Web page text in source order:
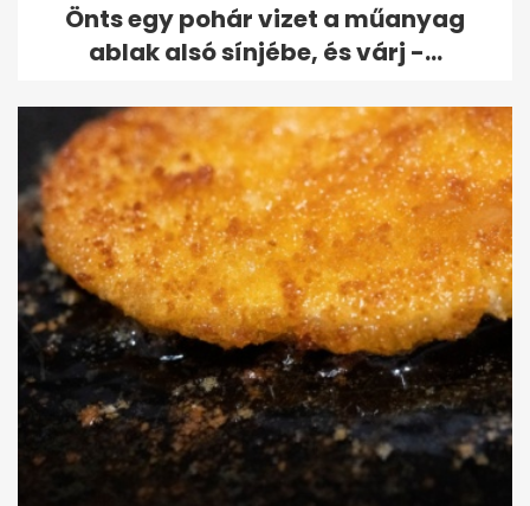
Önts egy pohár vizet a műanyag
ablak alsó sínjébe, és várj -...